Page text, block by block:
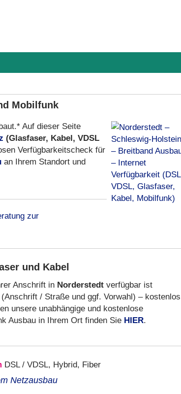
Mobilfunk
Auf dieser Seite
(Glasfaser, Kabel, VDSL
Verfügbarkeitscheck für
an Ihrem Standort und
und Kabel
Anschrift in Norderstedt verfügbar ist
(Anschrift / Straße und ggf. Vorwahl) – kostenlos
unsere unabhängige und kostenlose
Ausbau in Ihrem Ort finden Sie HIER.
DSL / VDSL, Hybrid, Fiber
Netzausbau